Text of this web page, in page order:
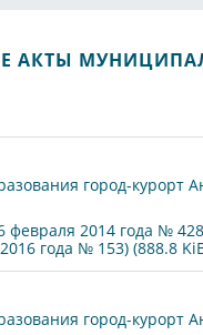
АКТЫ
город-курорт
2014 года №
года № 153) (888.8
город-курорт